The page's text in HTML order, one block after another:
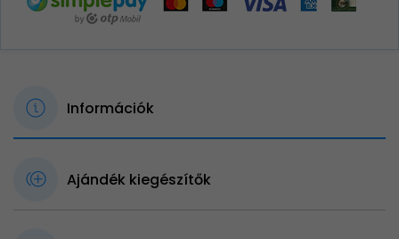
Információk
Ajándék kiegészítők